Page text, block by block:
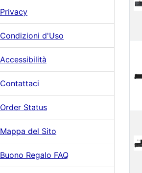
Privacy
Condizioni d'Uso
Accessibilità
Contattaci
Order Status
Mappa del Sito
Buono Regalo FAQ